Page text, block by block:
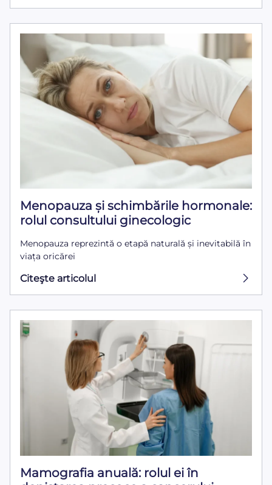
Menopauza și schimbările hormonale:
rolul consultului ginecologic
Menopauza reprezintă o etapă naturală și inevitabilă în
viața oricărei
Citeşte articolul
Mamografia anuală: rolul ei în